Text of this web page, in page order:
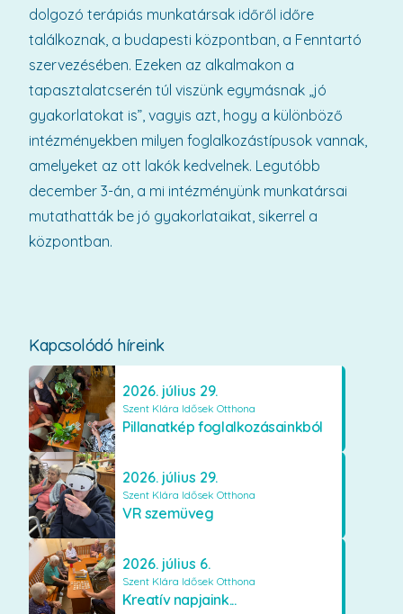
Kapcsolódó híreink
2026. július 29.
Szent Klára Idősek Otthona
Pillanatkép foglalkozásainkból
2026. július 29.
Szent Klára Idősek Otthona
VR szemüveg
2026. július 6.
Szent Klára Idősek Otthona
Kreatív napjaink...
dolgozó terápiás munkatársak időről időre
találkoznak, a budapesti központban, a Fenntartó
szervezésében. Ezeken az alkalmakon a
tapasztalatcserén túl viszünk egymásnak „jó
gyakorlatokat is”, vagyis azt, hogy a különböző
intézményekben milyen foglalkozástípusok vannak,
amelyeket az ott lakók kedvelnek. Legutóbb
december 3-án, a mi intézményünk munkatársai
mutathatták be jó gyakorlataikat, sikerrel a
központban.